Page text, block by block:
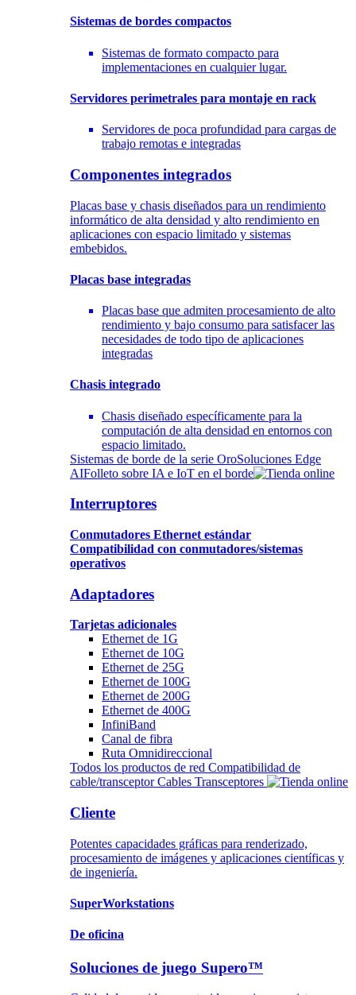
Sistemas de bordes compactos
Sistemas de formato compacto para
implementaciones en cualquier lugar.
Servidores perimetrales para montaje en rack
Servidores de poca profundidad para cargas de
trabajo remotas e integradas
Componentes integrados
Placas base y chasis diseñados para un rendimiento
informático de alta densidad y alto rendimiento en
aplicaciones con espacio limitado y sistemas
embebidos.
Placas base integradas
Placas base que admiten procesamiento de alto
rendimiento y bajo consumo para satisfacer las
necesidades de todo tipo de aplicaciones
integradas
Chasis integrado
Chasis diseñado específicamente para la
computación de alta densidad en entornos con
espacio limitado.
Sistemas de borde de la serie OroSoluciones Edge
AIFolleto sobre IA e IoT en el borde
Interruptores
Conmutadores Ethernet estándar
Compatibilidad con conmutadores/sistemas
operativos
Adaptadores
Tarjetas adicionales
Ethernet de 1G
Ethernet de 10G
Ethernet de 25G
Ethernet de 100G
Ethernet de 200G
Ethernet de 400G
InfiniBand
Canal de fibra
Ruta Omnidireccional
Todos los productos de red Compatibilidad de
cable/transceptor Cables Transceptores
Cliente
Potentes capacidades gráficas para renderizado,
procesamiento de imágenes y aplicaciones científicas y
de ingeniería.
SuperWorkstations
De oficina
Soluciones de juego Supero™